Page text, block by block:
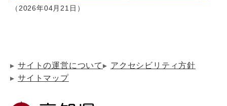
2026年04月21日
サイトの運営について
アクセシビリティ方針
サイトマップ